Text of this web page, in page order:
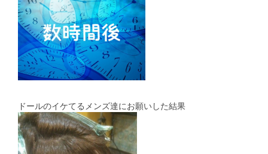
ドールのイケてるメンズ達にお願いした結果